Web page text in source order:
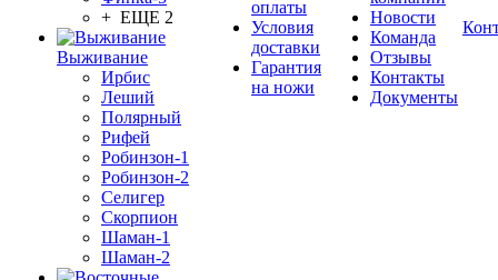
+ ЕЩЕ 2
Выживание
Ирбис
Леший
Полярный
Рифей
Робинзон-1
Робинзон-2
Селигер
Скорпион
Шаман-1
Шаман-2
оплаты
Условия
доставки
Гарантия
на ножи
Новости
Команда
Отзывы
Контакты
Документы